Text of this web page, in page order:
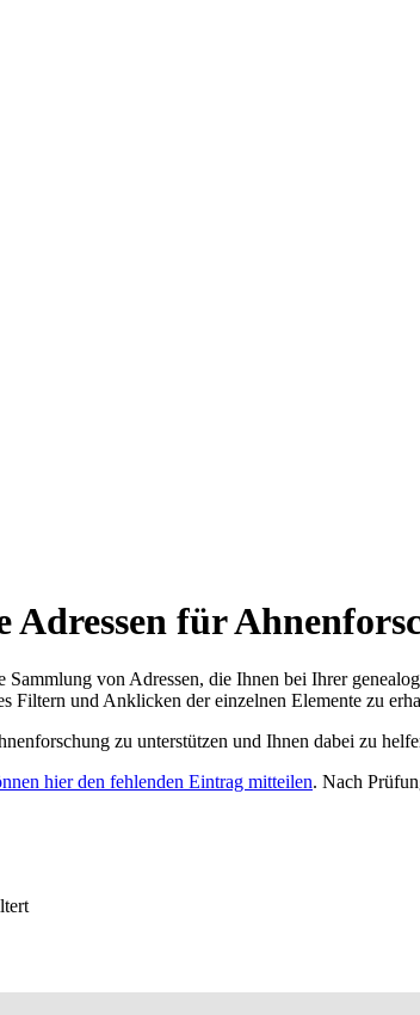
Adressen für
von Adressen, die Ihnen bei Ihrer
Filtern und Anklicken der einzelnen Elemente zu
zu unterstützen und Ihnen dabei zu
hier den fehlenden Eintrag mitteilen. Nach